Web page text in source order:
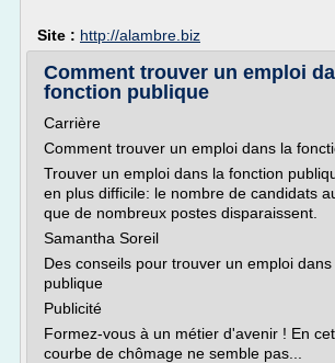
Site : http://alambre.biz
Comment trouver un emploi
fonction publique
Carrière
Comment trouver un emploi dans la
Trouver un emploi dans la fonction
en plus difficile: le nombre de candidats
que de nombreux postes disparaissent.
Samantha Soreil
Des conseils pour trouver un emploi
publique
Publicité
Formez-vous à un métier d'avenir ! En
courbe de chômage ne semble pas...